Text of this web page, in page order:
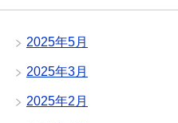
2025年5月
2025年3月
2025年2月